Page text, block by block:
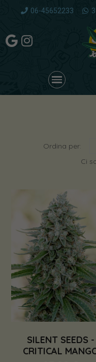
06-45652233
Ordina per:
Ci
SILENT SEEDS -
CRITICAL